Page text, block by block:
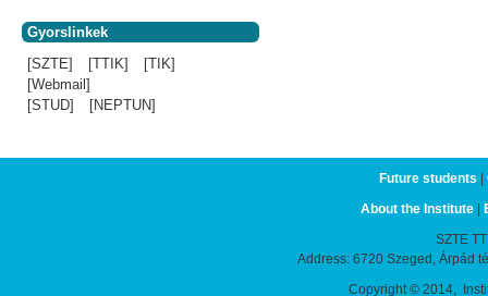
Gyorslinkek
[SZTE]
[TTIK]
[TIK]
[Webmail]
[STUD]
[NEPTUN]
Future students |
About the Institute |
SZTE
Address: 6720 Szeged, Árpád
Copyright © 2014,